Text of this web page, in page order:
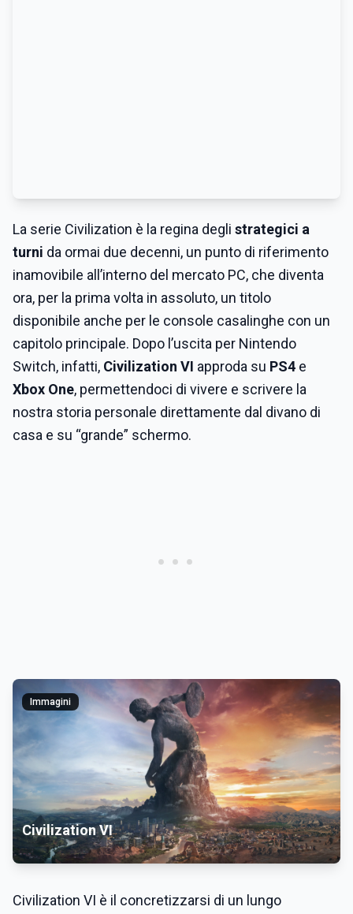
La serie Civilization è la regina degli strategici a
turni da ormai due decenni, un punto di riferimento
inamovibile all’interno del mercato PC, che diventa
ora, per la prima volta in assoluto, un titolo
disponibile anche per le console casalinghe con un
capitolo principale. Dopo l’uscita per Nintendo
Switch, infatti, Civilization VI approda su PS4 e
Xbox One, permettendoci di vivere e scrivere la
nostra storia personale direttamente dal divano di
casa e su “grande” schermo.
Immagini
Civilization VI
Civilization VI è il concretizzarsi di un lungo